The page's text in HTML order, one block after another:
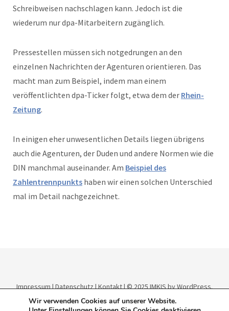
Schreibweisen nachschlagen kann. Jedoch ist die
wiederum nur dpa-Mitarbeitern zugänglich.
Pressestellen müssen sich notgedrungen an den
einzelnen Nachrichten der Agenturen orientieren. Das
macht man zum Beispiel, indem man einem
veröffentlichten dpa-Ticker folgt, etwa dem der Rhein-
Zeitung.
In einigen eher unwesentlichen Details liegen übrigens
auch die Agenturen, der Duden und andere Normen wie die
DIN manchmal auseinander. Am Beispiel des
Zahlentrennpunkts haben wir einen solchen Unterschied
mal im Detail nachgezeichnet.
Impressum|Datenschutz|Kontakt| © 2025IMKISby WordPress.
Theme: Elmastudio.
Wir verwenden Cookies auf unserer Website.